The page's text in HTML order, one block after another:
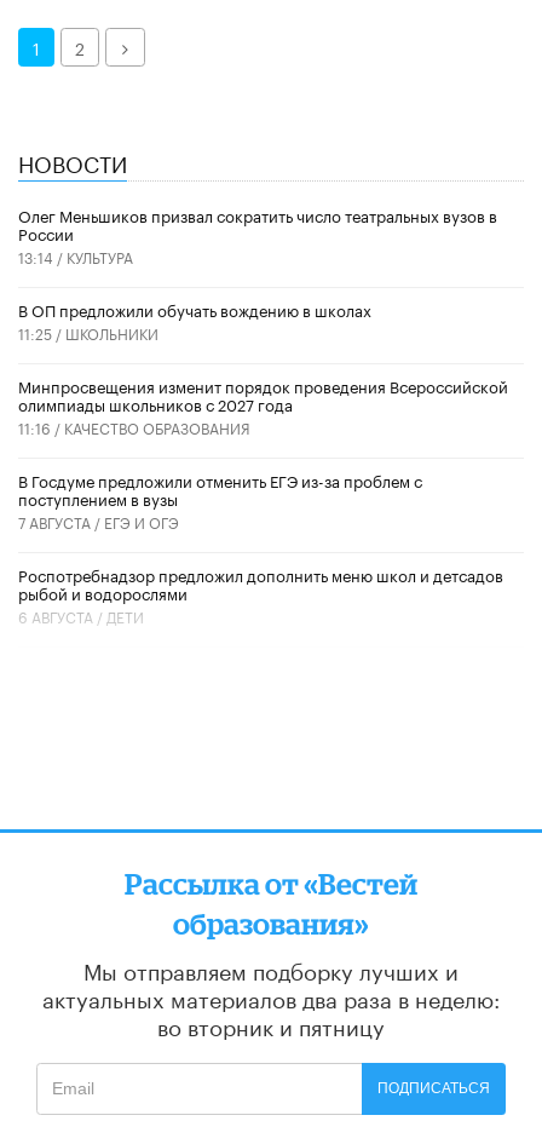
1 2 Далее
НОВОСТИ
Олег Меньшиков призвал сократить число театральных вузов в
России
13:14 / КУЛЬТУРА
В ОП предложили обучать вождению в школах
11:25 / ШКОЛЬНИКИ
Минпросвещения изменит порядок проведения Всероссийской
олимпиады школьников с 2027 года
11:16 / КАЧЕСТВО ОБРАЗОВАНИЯ
В Госдуме предложили отменить ЕГЭ из-за проблем с
поступлением в вузы
7 АВГУСТА / ЕГЭ И ОГЭ
Роспотребнадзор предложил дополнить меню школ и детсадов
рыбой и водорослями
6 АВГУСТА / ДЕТИ
Рассылка от «Вестей
образования»
Мы отправляем подборку лучших и
актуальных материалов два раза в неделю:
во вторник и пятницу
ПОДПИСАТЬСЯ